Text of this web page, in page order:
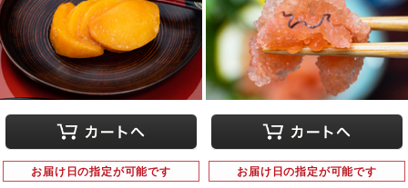
お届け日の指定が可能です お届け日の指定が可能です